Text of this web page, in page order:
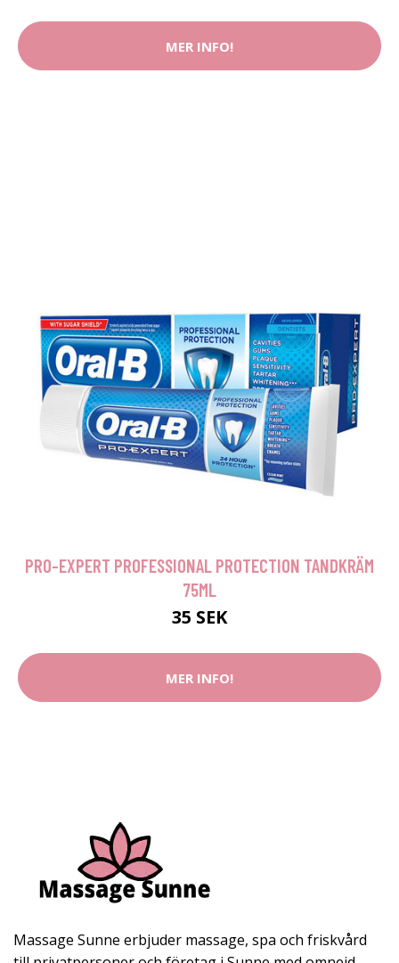
MER INFO!
PRO-EXPERT PROFESSIONAL PROTECTION TANDKRÄM
75ML
35 SEK
MER INFO!
Massage Sunne erbjuder massage, spa och friskvård